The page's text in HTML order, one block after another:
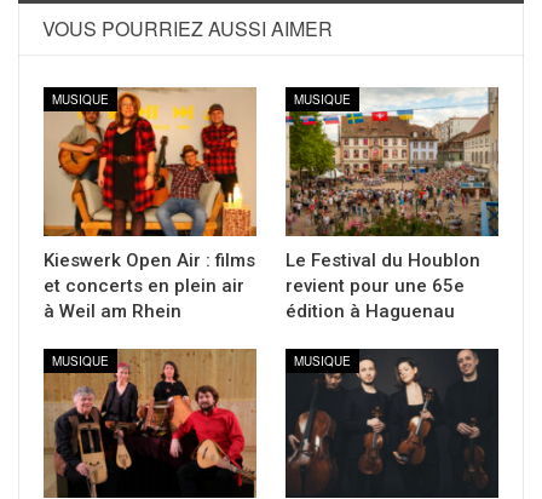
VOUS POURRIEZ AUSSI AIMER
MUSIQUE
Kieswerk Open Air : films
et concerts en plein air
à Weil am Rhein
MUSIQUE
Le Festival du Houblon
revient pour une 65e
édition à Haguenau
MUSIQUE MUSIQUE